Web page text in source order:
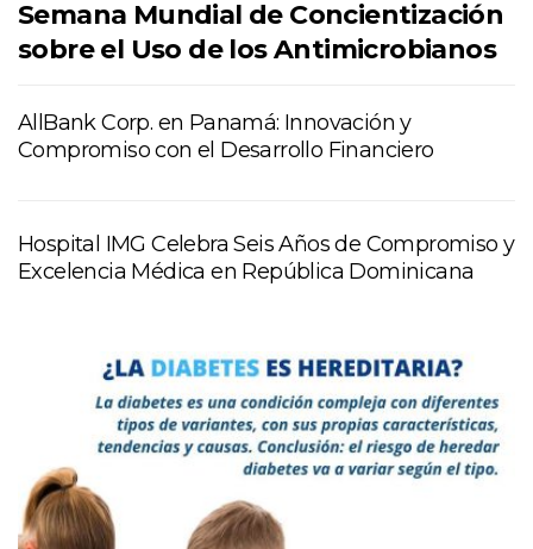
Semana Mundial de Concientización
sobre el Uso de los Antimicrobianos
AllBank Corp. en Panamá: Innovación y
Compromiso con el Desarrollo Financiero
Hospital IMG Celebra Seis Años de Compromiso y
Excelencia Médica en República Dominicana